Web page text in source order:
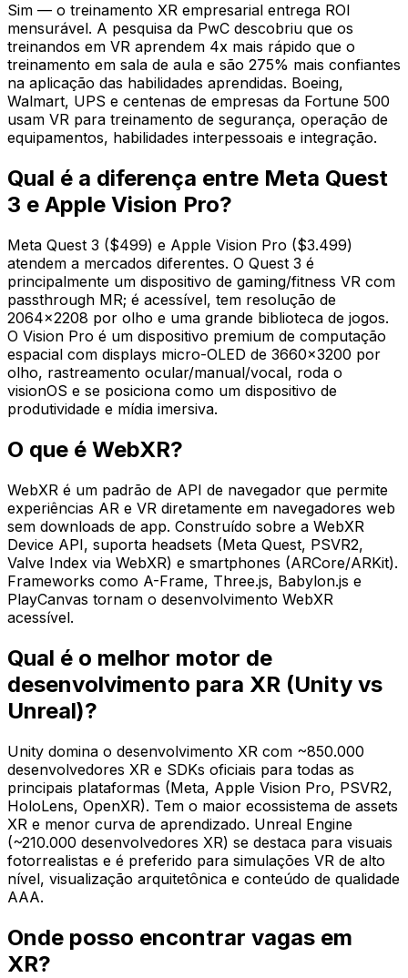
Sim — o treinamento XR empresarial entrega ROI
mensurável. A pesquisa da PwC descobriu que os
treinandos em VR aprendem 4x mais rápido que o
treinamento em sala de aula e são 275% mais confiantes
na aplicação das habilidades aprendidas. Boeing,
Walmart, UPS e centenas de empresas da Fortune 500
usam VR para treinamento de segurança, operação de
equipamentos, habilidades interpessoais e integração.
Qual é a diferença entre Meta Quest
3 e Apple Vision Pro?
Meta Quest 3 ($499) e Apple Vision Pro ($3.499)
atendem a mercados diferentes. O Quest 3 é
principalmente um dispositivo de gaming/fitness VR com
passthrough MR; é acessível, tem resolução de
2064×2208 por olho e uma grande biblioteca de jogos.
O Vision Pro é um dispositivo premium de computação
espacial com displays micro-OLED de 3660×3200 por
olho, rastreamento ocular/manual/vocal, roda o
visionOS e se posiciona como um dispositivo de
produtividade e mídia imersiva.
O que é WebXR?
WebXR é um padrão de API de navegador que permite
experiências AR e VR diretamente em navegadores web
sem downloads de app. Construído sobre a WebXR
Device API, suporta headsets (Meta Quest, PSVR2,
Valve Index via WebXR) e smartphones (ARCore/ARKit).
Frameworks como A-Frame, Three.js, Babylon.js e
PlayCanvas tornam o desenvolvimento WebXR
acessível.
Qual é o melhor motor de
desenvolvimento para XR (Unity vs
Unreal)?
Unity domina o desenvolvimento XR com ~850.000
desenvolvedores XR e SDKs oficiais para todas as
principais plataformas (Meta, Apple Vision Pro, PSVR2,
HoloLens, OpenXR). Tem o maior ecossistema de assets
XR e menor curva de aprendizado. Unreal Engine
(~210.000 desenvolvedores XR) se destaca para visuais
fotorrealistas e é preferido para simulações VR de alto
nível, visualização arquitetônica e conteúdo de qualidade
AAA.
Onde posso encontrar vagas em
XR?